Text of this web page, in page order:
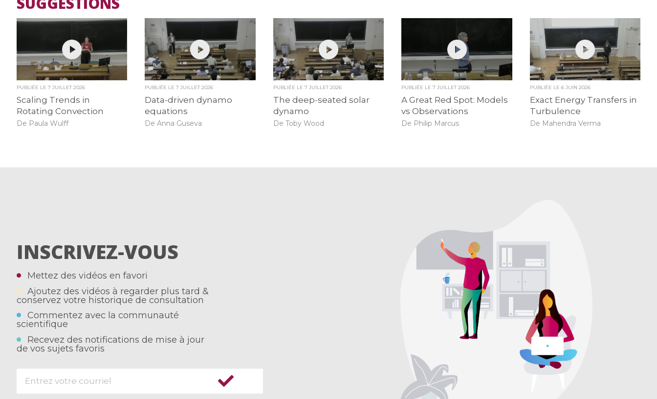
PUBLIÉE LE 7 JUILLET 2026
Scaling Trends in
Rotating Convection
De Paula Wulff
PUBLIÉE LE7 JUILLET 2026
Data-driven dynamo
equations
De Anna Guseva
PUBLIÉE LE 7 JUILLET 2026
The deep-seated solar
dynamo
De Toby Wood
PUBLIÉE LE7 JUILLET 2026
A Great Red Spot: Models
vs Observations
De Philip Marcus
PUBLIÉE LE 6 JUIN 2026
Exact Energy Transfers in
Turbulence
De Mahendra Verma
INSCRIVEZ-VOUS
Mettez des vidéos en favori
Ajoutez des vidéos à regarder plus tard &
conservez votre historique de consultation
Commentez avec la communauté
scientifique
Recevez des notifications de mise à jour
de vos sujets favoris